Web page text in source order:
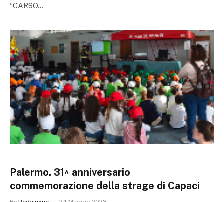
“CARSO…
Palermo. 31^ anniversario
commemorazione della strage di Capaci